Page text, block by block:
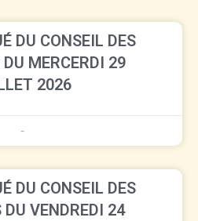
DU CONSEIL DES
MERCERDI 29
2026
-
DU CONSEIL DES
VENDREDI 24